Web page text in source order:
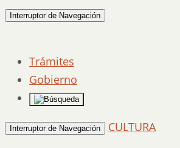
Interruptor de Navegación
Trámites
Gobierno
Interruptor de Navegación
CULTURA